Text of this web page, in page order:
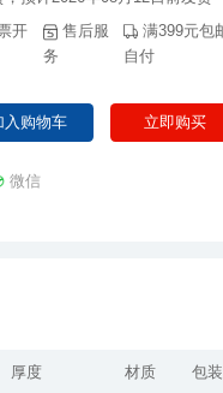
务 自付
微信
厚度 材质 包装